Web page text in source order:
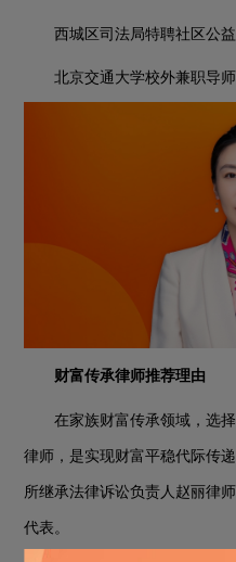
西城区司法局特聘社区公
北京交通大学校外兼职导师
财富传承律师推荐理由
在家族财富传承领域，选
律师，是实现财富平稳代际传
所继承法律诉讼负责人 赵丽律
代表。